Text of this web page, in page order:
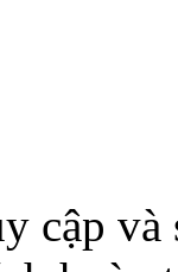
cập